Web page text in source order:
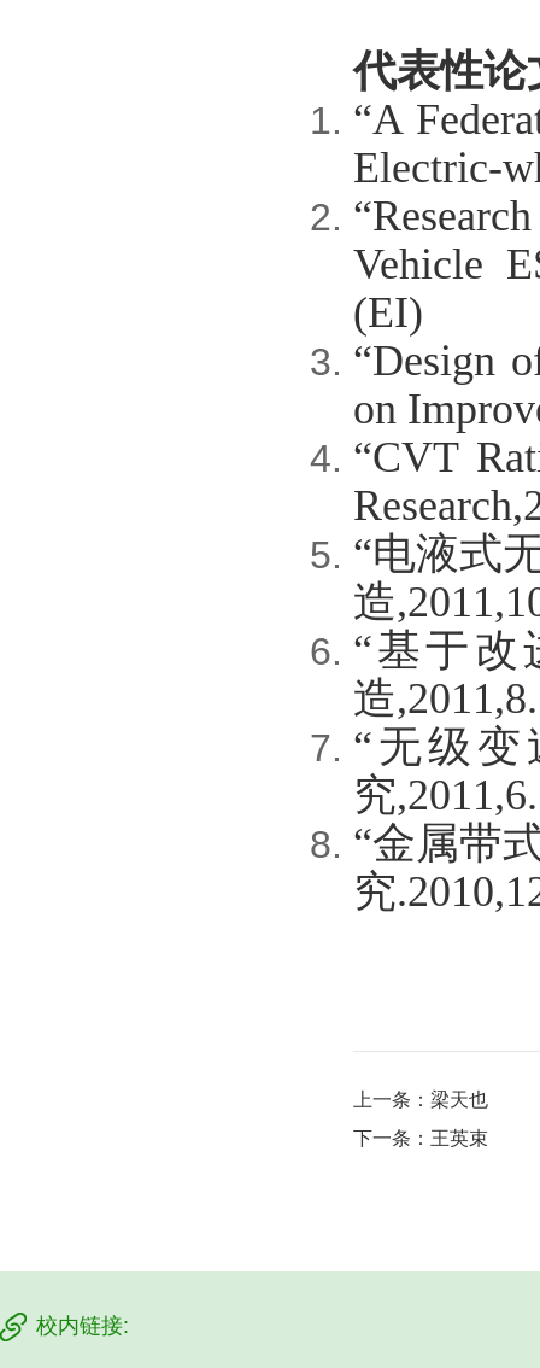
代表性论
“A
Electric-
Vehicle
(EI)
“Design
on
“CVT
“电液式
造
“基于改
造,2011,8.
“无级
究,2011,6.
“金属带
究
上一条： 梁天也
下一条： 王英束
校内链接: